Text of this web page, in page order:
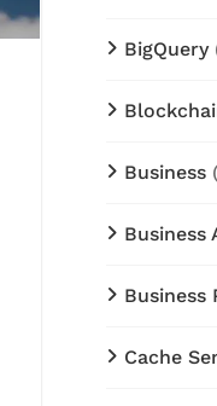
BigQuery
Business
Business
Business
Cache